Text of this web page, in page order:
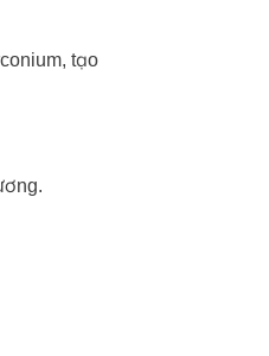
tạo